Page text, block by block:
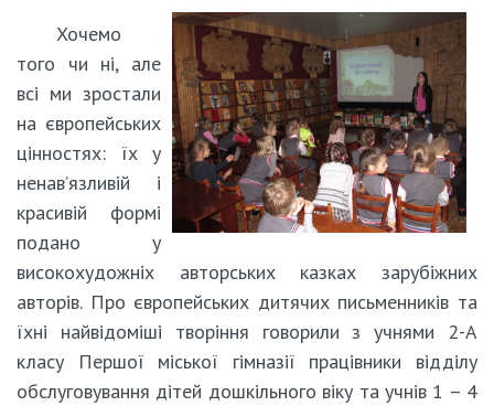
Хочемо
того чи ні, але
всі ми зростали
на європейських
цінностях: їх у
ненав’язливій і
красивій формі
подано у
високохудожніх авторських казках зарубіжних
авторів. Про європейських дитячих письменників та
їхні найвідоміші творіння говорили з учнями 2-А
класу Першої міської гімназії працівники відділу
обслуговування дітей дошкільного віку та учнів 1 – 4